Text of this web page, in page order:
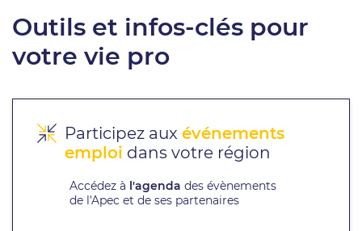
Outils et infos-clés pour
votre vie pro
Participez aux événements
emploi dans votre région
Accédez à l'agenda des évènements
de l'Apec et de ses partenaires